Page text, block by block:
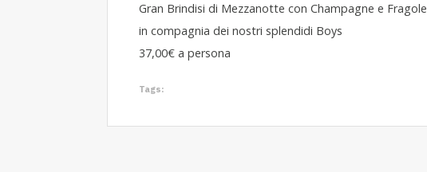
Gran Brindisi di Mezzanotte con Champagne e Fragole
in compagnia dei nostri splendidi Boys
37,00€ a persona
Tags: